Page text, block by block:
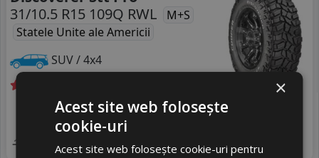
31/10.5 R15 109Q RWL
M+S
Statele Unite ale Americii
SUV / 4x4
Livrare gratuită *
956RON
1165 RON
Discount17%
In stoc - 6 buc
livrare 2/3 zile
×
Acest site web folosește
cookie-uri
Acest site web folosește cookie-uri pentru